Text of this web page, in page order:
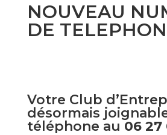
NOUVEAU
DE
Votre Club
désormais
téléphone au 06 27